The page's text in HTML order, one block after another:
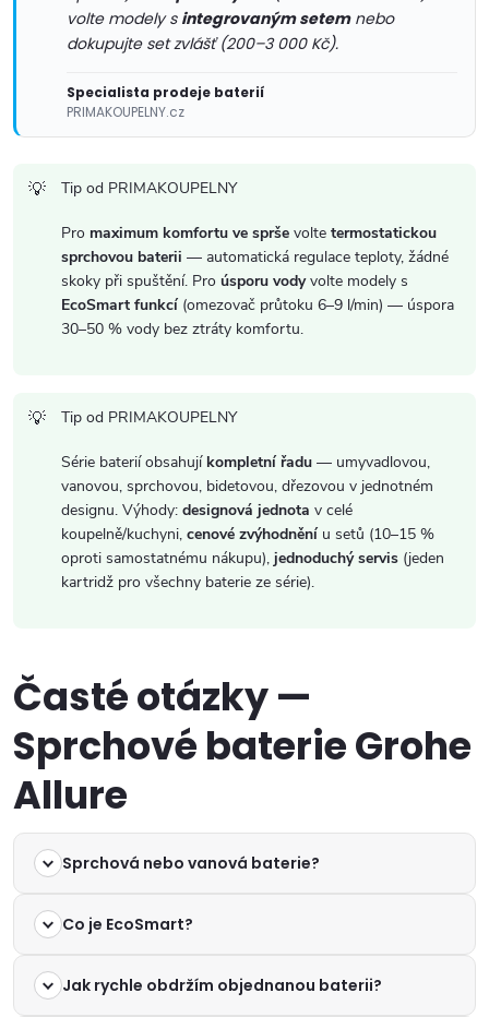
ý
volte modely s integrovaným setemnebo
dokupujte set zvlášť (200–3 000 Kč).
Specialista prodeje baterií
PRIMAKOUPELNY.cz
Tip od PRIMAKOUPELNY
Pro maximum komfortu ve sprše volte termostatickou
sprchovou baterii — automatická regulace teploty, žádné
skoky při spuštění. Pro úsporu vodyvolte modely s
EcoSmart funkcí (omezovač průtoku 6–9 l/min) — úspora
30–50 % vody bez ztráty komfortu.
Tip od PRIMAKOUPELNY
Série baterií obsahují kompletní řadu — umyvadlovou,
vanovou, sprchovou, bidetovou, dřezovou v jednotném
designu. Výhody: designová jednota v celé
koupelně/kuchyni, cenové zvýhodnění u setů (10–15 %
oproti samostatnému nákupu), jednoduchý servis (jeden
kartridž pro všechny baterie ze série).
Časté otázky —
Sprchové baterie Grohe
Allure
Sprchová nebo vanová baterie?
Co je EcoSmart?
Jak rychle obdržím objednanou baterii?